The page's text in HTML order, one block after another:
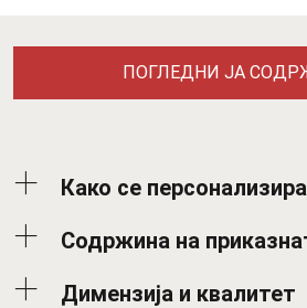
ПОГЛЕДНИ ЈА
Како се
Содржина на
Димензија и квалитет